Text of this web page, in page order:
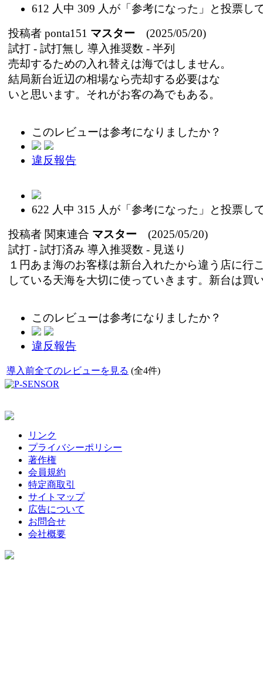
612 人中 309 人が「参考になった」と投票し
投稿者 ponta151 マスター (2025/05/20)
試打 - 試打無し 導入推奨数 - 半列
売却するための入れ替えは海ではしません。
結局新台近辺の相場なら売却する必要はな
いと思います。それがお客の為でもある。
このレビューは参考になりましたか？
違反報告
622 人中 315 人が「参考になった」と投票し
投稿者 関東連合 マスター (2025/05/20)
試打 - 試打済み 導入推奨数 - 見送り
１円あま海のお客様は新台入れたから違う店に
している天海を大切に使っていきます。新台は買
このレビューは参考になりましたか？
違反報告
導入前全てのレビューを見る (全4件)
リンク
プライバシーポリシー
著作権
会員規約
特定商取引
サイトマップ
広告について
お問合せ
会社概要